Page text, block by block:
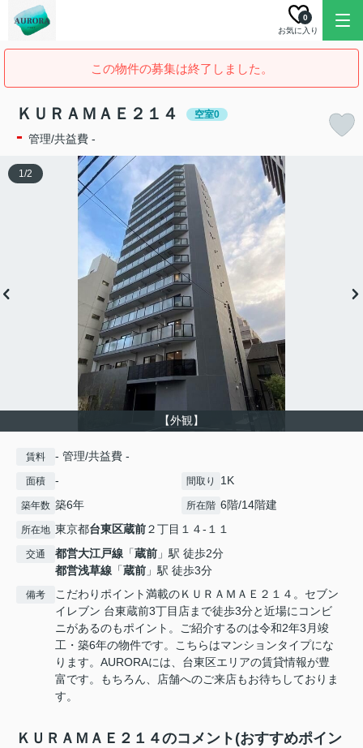
お気に入り
0
この物件の募集は終了しました。
ＫＵＲＡＭＡＥ２１４ 空室0
- 管理/共益費 -
【外観】
1/2
賃料 - 管理/共益費 -
面積 - 間取り 1K
築年数 築6年 所在階 6階/14階建
所在地 東京都台東区蔵前２丁目１４-１１
交通 都営大江戸線 「蔵前 」駅 徒歩2分
都営浅草線 「蔵前 」駅 徒歩3分
備考
こだわりポイント満載のＫＵＲＡＭＡＥ２１４。セブン
イレブン 台東蔵前3丁目店まで徒歩3分と近場にコンビ
ニがあるのもポイント。ご紹介するのは令和2年3月竣
工・築6年の物件です。こちらはマンションタイプにな
ります。AURORAには、台東区エリアの賃貸情報が豊
富です。もちろん、店舗へのご来店もお待ちしておりま
す。
ＫＵＲＡＭＡＥ２１４のコメント(おすすめポイン